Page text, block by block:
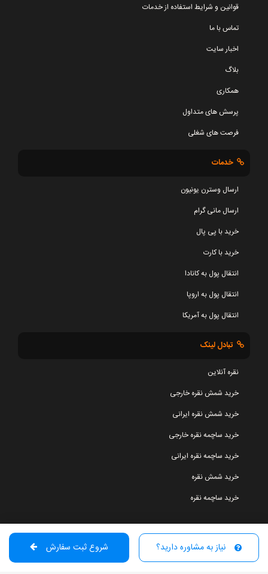
نیاز به مشاوره دارید؟ شروع ثبت سفارش
قوانین و شرایط استفاده از خدمات
تماس با ما
اخبار سایت
بلاگ
همکاری
پرسش های متداول
فرصت های شغلی
خدمات
ارسال وسترن یونیون
ارسال مانی گرام
خرید با پی پال
خرید با کارت
انتقال پول به کانادا
انتقال پول به اروپا
انتقال پول به آمریکا
تبادل لینک
نقره آنلاین
خرید شمش نقره خارجی
خرید شمش نقره ایرانی
خرید ساچمه نقره خارجی
خرید ساچمه نقره ایرانی
خرید شمش نقره
خرید ساچمه نقره